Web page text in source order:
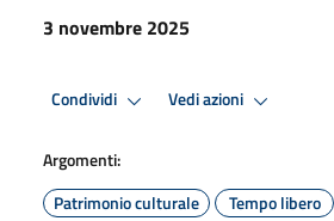
3 novembre 2025
Condividi Vedi azioni
Argomenti:
Patrimonio culturale
Tempo libero